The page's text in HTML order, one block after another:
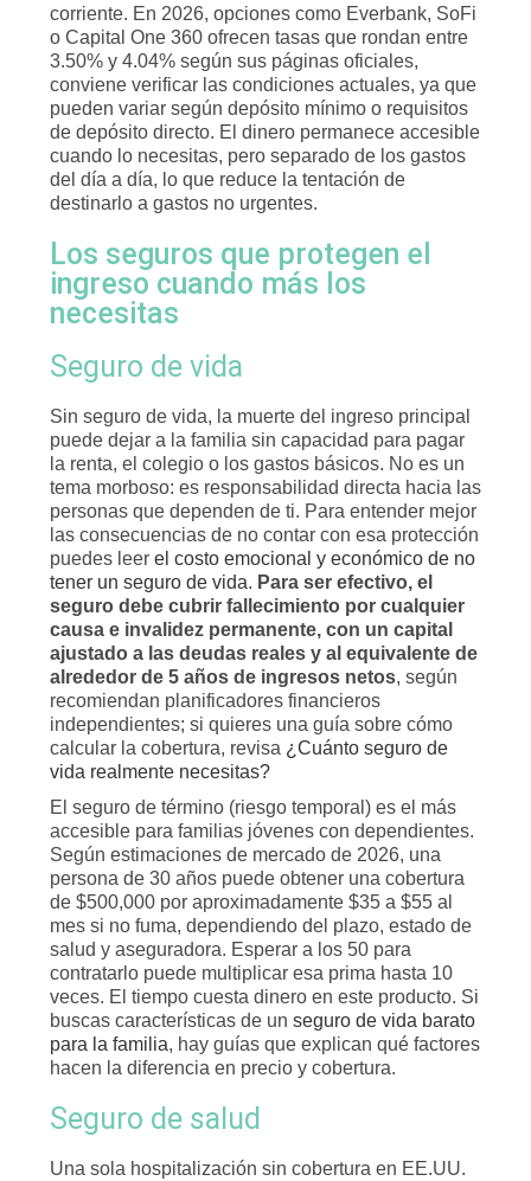
corriente. En 2026, opciones como Everbank, SoFi
o Capital One 360 ofrecen tasas que rondan entre
3.50% y 4.04% según sus páginas oficiales,
conviene verificar las condiciones actuales, ya que
pueden variar según depósito mínimo o requisitos
de depósito directo. El dinero permanece accesible
cuando lo necesitas, pero separado de los gastos
del día a día, lo que reduce la tentación de
destinarlo a gastos no urgentes.
Los seguros que protegen el
ingreso cuando más los
necesitas
Seguro de vida
Sin seguro de vida, la muerte del ingreso principal
puede dejar a la familia sin capacidad para pagar
la renta, el colegio o los gastos básicos. No es un
tema morboso: es responsabilidad directa hacia las
personas que dependen de ti. Para entender mejor
las consecuencias de no contar con esa protección
puedes leer el costo emocional y económico de no
tener un seguro de vida. Para ser efectivo, el
seguro debe cubrir fallecimiento por cualquier
causa e invalidez permanente, con un capital
ajustado a las deudas reales y al equivalente de
alrededor de 5 años de ingresos netos, según
recomiendan planificadores financieros
independientes; si quieres una guía sobre cómo
calcular la cobertura, revisa ¿Cuánto seguro de
vida realmente necesitas?
El seguro de término (riesgo temporal) es el más
accesible para familias jóvenes con dependientes.
Según estimaciones de mercado de 2026, una
persona de 30 años puede obtener una cobertura
de $500,000 por aproximadamente $35 a $55 al
mes si no fuma, dependiendo del plazo, estado de
salud y aseguradora. Esperar a los 50 para
contratarlo puede multiplicar esa prima hasta 10
veces. El tiempo cuesta dinero en este producto. Si
buscas características de un seguro de vida barato
para la familia, hay guías que explican qué factores
hacen la diferencia en precio y cobertura.
Seguro de salud
Una sola hospitalización sin cobertura en EE.UU.